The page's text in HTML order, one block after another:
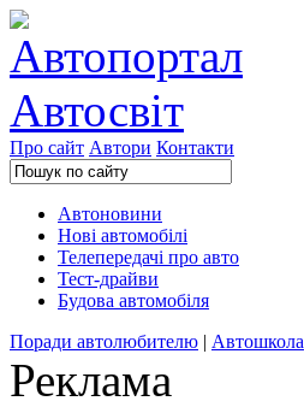
Про сайт Автори Контакти
Автоновини
Нові автомобілі
Телепередачі про авто
Тест-драйви
Будова автомобіля
Поради автолюбителю | Автошкола
Реклама